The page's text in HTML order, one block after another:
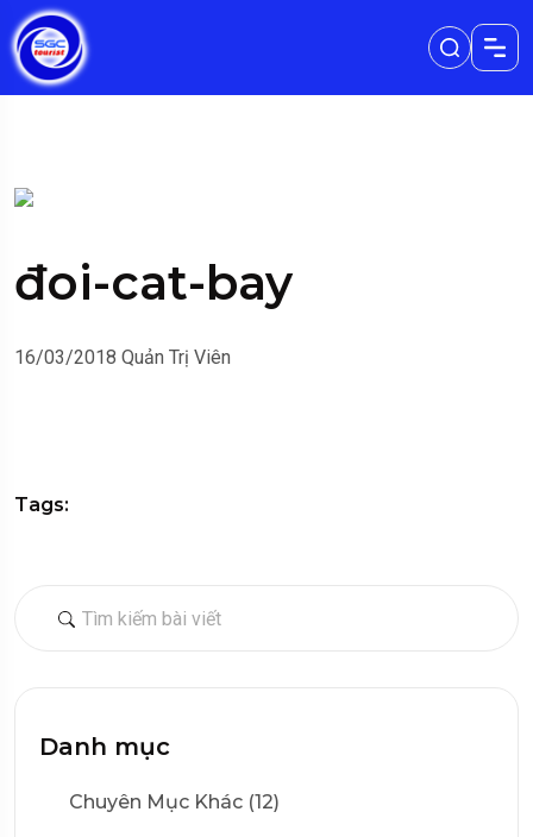
Danh mục
Chuyên Mục Khác (12)
đoi-cat-bay
16/03/2018 Quản Trị Viên
Tags: